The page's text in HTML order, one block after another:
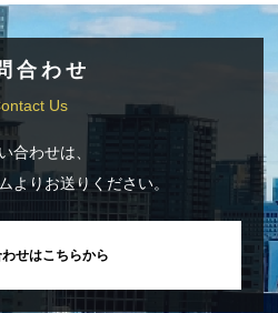
合わせ
Us
合わせは、
よりお送りください。
せはこちらから